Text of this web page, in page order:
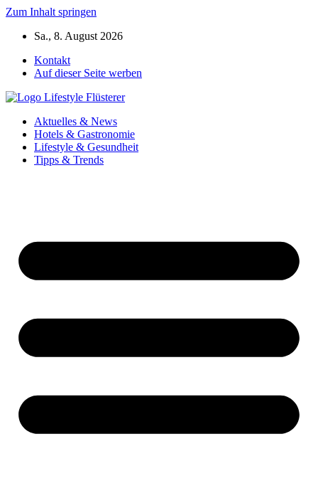
Zum Inhalt springen
Sa., 8. August 2026
Kontakt
Auf dieser Seite werben
Aktuelles & News
Hotels & Gastronomie
Lifestyle & Gesundheit
Tipps & Trends